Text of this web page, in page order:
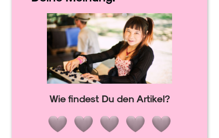
Wie findest Du den Artikel?